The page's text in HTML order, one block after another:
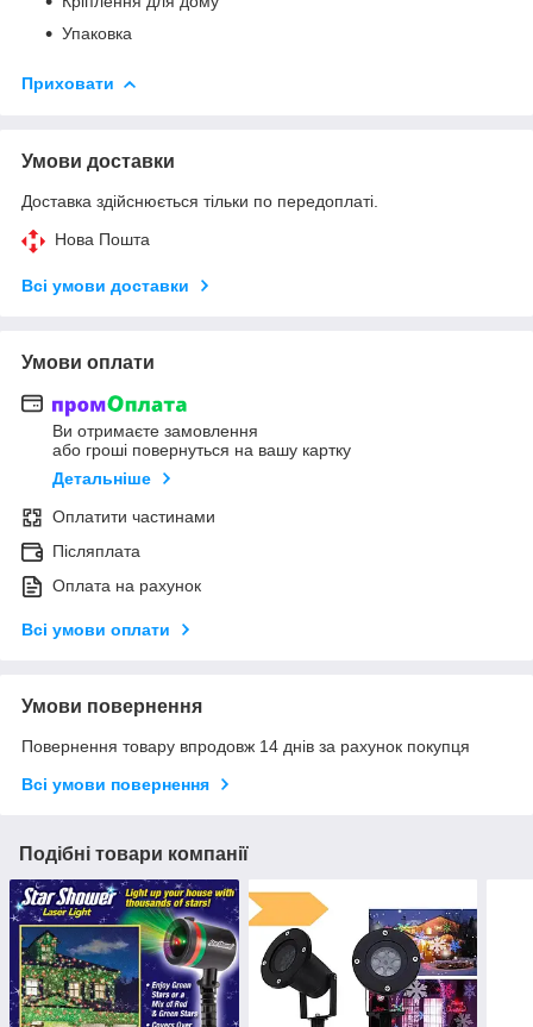
Упаковка
Приховати
Умови доставки
Доставка здійснюється тільки по передоплаті.
Нова Пошта
Всі умови доставки
Умови оплати
Ви отримаєте замовлення
або гроші повернуться на вашу картку
Детальніше
Оплатити частинами
Післяплата
Оплата на рахунок
Всі умови оплати
Умови повернення
Повернення товару впродовж 14 днів за рахунок покупця
Всі умови повернення
Подібні товари компанії